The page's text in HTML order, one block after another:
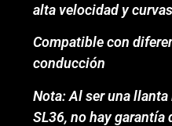
alta velocidad y curvas
Compatible con
conducción
Nota: Al ser una
SL36, no hay garantía